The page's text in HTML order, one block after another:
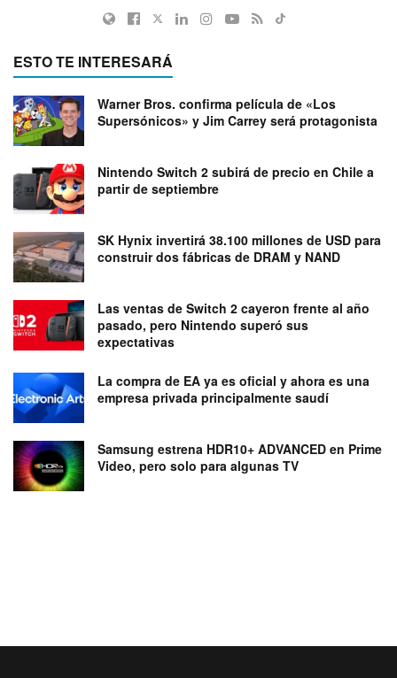
ESTO TE INTERESARÁ
Warner Bros. confirma película de «Los
Supersónicos» y Jim Carrey será protagonista
Nintendo Switch 2 subirá de precio en Chile a
partir de septiembre
SK Hynix invertirá 38.100 millones de USD para
construir dos fábricas de DRAM y NAND
Las ventas de Switch 2 cayeron frente al año
pasado, pero Nintendo superó sus
expectativas
La compra de EA ya es oficial y ahora es una
empresa privada principalmente saudí
Samsung estrena HDR10+ ADVANCED en Prime
Video, pero solo para algunas TV